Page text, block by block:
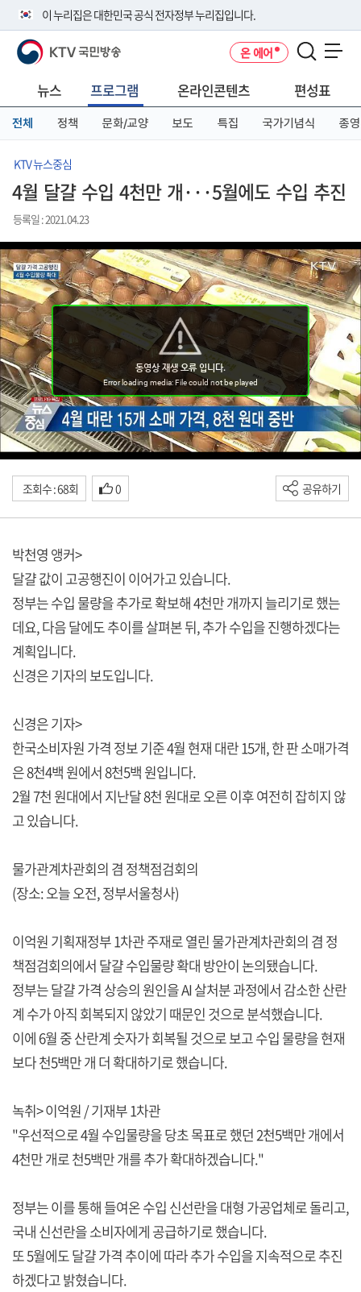
이 누리집은 대한민국 공식 전자정부 누리집입니다.
공식 누리집 주소 확인하기
니다.
이밖에 or.kr 또는 .kr등 다른 도메인 주소를 사용하고 있다면 아래 URL에
서 도메인 주소를 확인해 보세요
KTV 국민방송 온 에어
뉴스 프로그램 온라인콘텐츠 편성표
전체 정책 문화/교양 보도 특집 국가기념식 종영
KTV 뉴스중심
4월 달걀 수입 4천만 개···5월에도 수입 추진
등록일 : 2021.04.23
조회수 : 68회 0 공유하기
박천영 앵커>
달걀 값이 고공행진이 이어가고 있습니다.
정부는 수입 물량을 추가로 확보해 4천만 개까지 늘리기로 했는
데요, 다음 달에도 추이를 살펴본 뒤, 추가 수입을 진행하겠다는
계획입니다.
신경은 기자의 보도입니다.
신경은 기자>
한국소비자원 가격 정보 기준 4월 현재 대란 15개, 한 판 소매가격
은 8천4백 원에서 8천5백 원입니다.
2월 7천 원대에서 지난달 8천 원대로 오른 이후 여전히 잡히지 않
고 있습니다.
물가관계차관회의 겸 정책점검회의
(장소: 오늘 오전, 정부서울청사)
이억원 기획재정부 1차관 주재로 열린 물가관계차관회의 겸 정
책점검회의에서 달걀 수입물량 확대 방안이 논의됐습니다.
정부는 달걀 가격 상승의 원인을 AI 살처분 과정에서 감소한 산란
계 수가 아직 회복되지 않았기 때문인 것으로 분석했습니다.
이에 6월 중 산란계 숫자가 회복될 것으로 보고 수입 물량을 현재
보다 천5백만 개 더 확대하기로 했습니다.
녹취> 이억원 / 기재부 1차관
"우선적으로 4월 수입물량을 당초 목표로 했던 2천5백만 개에서
4천만 개로 천5백만 개를 추가 확대하겠습니다."
정부는 이를 통해 들여온 수입 신선란을 대형 가공업체로 돌리고,
국내 신선란을 소비자에게 공급하기로 했습니다.
또 5월에도 달걀 가격 추이에 따라 추가 수입을 지속적으로 추진
하겠다고 밝혔습니다.